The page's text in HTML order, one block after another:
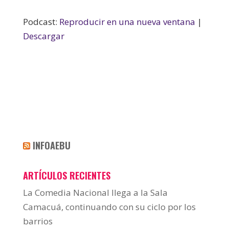
Podcast: Reproducir en una nueva ventana |
Descargar
INFOAEBU
ARTÍCULOS RECIENTES
La Comedia Nacional llega a la Sala
Camacuá, continuando con su ciclo por los
barrios